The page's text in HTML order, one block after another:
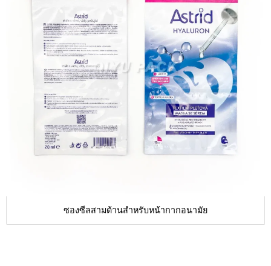
ซองซีลสามด้านสำหรับหน้ากากอนามัย